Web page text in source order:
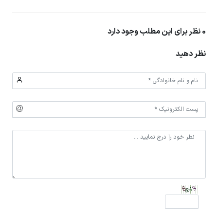
0 نظر برای این مطلب وجود دارد
نظر دهید